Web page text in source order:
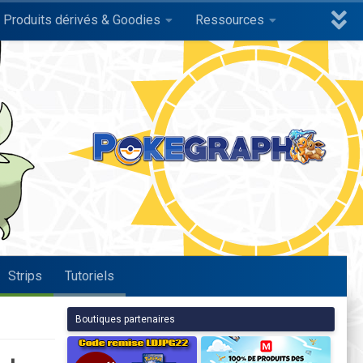
Produits dérivés & Goodies Ressources
Strips Tutoriels
Boutiques partenaires